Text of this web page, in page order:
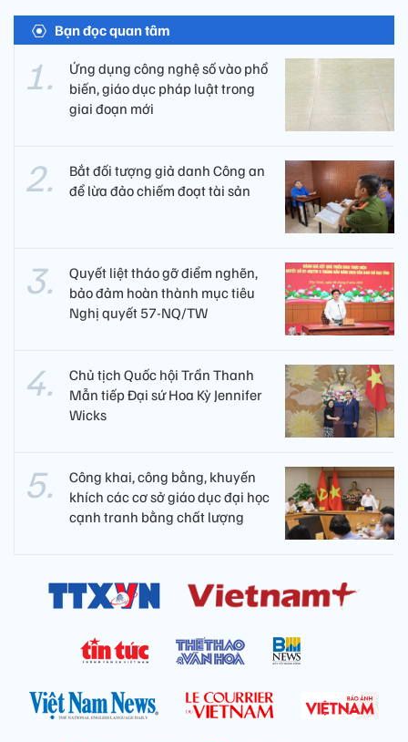
Bạn đọc quan tâm
Ứng dụng công nghệ số vào phổ
biến, giáo dục pháp luật trong
giai đoạn mới
Bắt đối tượng giả danh Công an
để lừa đảo chiếm đoạt tài sản
Quyết liệt tháo gỡ điểm nghẽn,
bảo đảm hoàn thành mục tiêu
Nghị quyết 57-NQ/TW
Chủ tịch Quốc hội Trần Thanh
Mẫn tiếp Đại sứ Hoa Kỳ Jennifer
Wicks
Công khai, công bằng, khuyến
khích các cơ sở giáo dục đại học
cạnh tranh bằng chất lượng​